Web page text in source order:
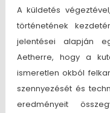
A küldetés
történetének
jelentései alapján
Aetherre, hogy a
ismeretlen okból
szennyezését és
eredményeit